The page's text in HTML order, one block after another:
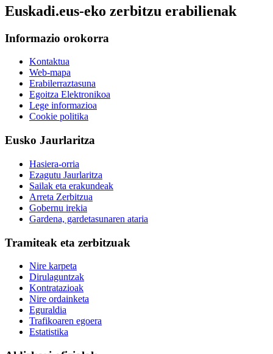
Euskadi.eus-eko zerbitzu erabilienak
Informazio orokorra
Kontaktua
Web-mapa
Erabilerraztasuna
Egoitza Elektronikoa
Lege informazioa
Cookie politika
Eusko Jaurlaritza
Hasiera-orria
Ezagutu Jaurlaritza
Sailak eta erakundeak
Arreta Zerbitzua
Gobernu irekia
Gardena, gardetasunaren ataria
Tramiteak eta zerbitzuak
Nire karpeta
Dirulaguntzak
Kontratazioak
Nire ordainketa
Eguraldia
Trafikoaren egoera
Estatistika